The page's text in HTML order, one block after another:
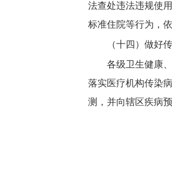
法查处违法违规使
标准住院等行为，
（十四）做好
各级卫生健康
落实医疗机构传染
测，并向辖区疾病